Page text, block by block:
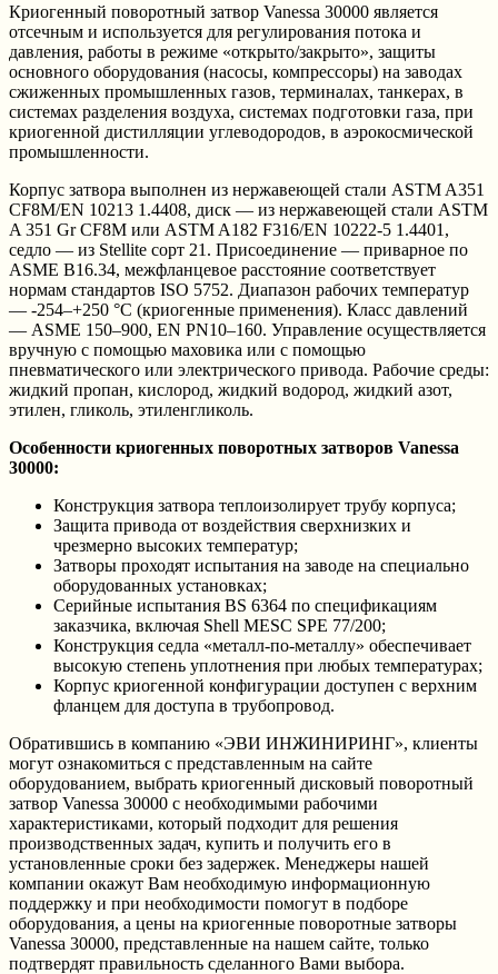
Криогенный поворотный затвор Vanessa 30000 является
отсечным и используется для регулирования потока и
давления, работы в режиме «открыто/закрыто», защиты
основного оборудования (насосы, компрессоры) на заводах
сжиженных промышленных газов, терминалах, танкерах, в
системах разделения воздуха, системах подготовки газа, при
криогенной дистилляции углеводородов, в аэрокосмической
промышленности.
Корпус затвора выполнен из нержавеющей стали ASTM A351
CF8M/EN 10213 1.4408, диск — из нержавеющей стали ASTM
A 351 Gr CF8M или ASTM A182 F316/EN 10222-5 1.4401,
седло — из Stellite сорт 21. Присоединение — приварное по
ASME B16.34, межфланцевое расстояние соответствует
нормам стандартов ISO 5752. Диапазон рабочих температур
— -254–+250 °C (криогенные применения). Класс давлений
— ASME 150–900, EN PN10–160. Управление осуществляется
вручную с помощью маховика или с помощью
пневматического или электрического привода. Рабочие среды:
жидкий пропан, кислород, жидкий водород, жидкий азот,
этилен, гликоль, этиленгликоль.
Особенности криогенных поворотных затворов Vanessa
30000:
Конструкция затвора теплоизолирует трубу корпуса;
Защита привода от воздействия сверхнизких и
чрезмерно высоких температур;
Затворы проходят испытания на заводе на специально
оборудованных установках;
Серийные испытания BS 6364 по спецификациям
заказчика, включая Shell MESC SPE 77/200;
Конструкция седла «металл-по-металлу» обеспечивает
высокую степень уплотнения при любых температурах;
Корпус криогенной конфигурации доступен с верхним
фланцем для доступа в трубопровод.
Обратившись в компанию «ЭВИ ИНЖИНИРИНГ», клиенты
могут ознакомиться с представленным на сайте
оборудованием, выбрать криогенный дисковый поворотный
затвор Vanessa 30000 с необходимыми рабочими
характеристиками, который подходит для решения
производственных задач, купить и получить его в
установленные сроки без задержек. Менеджеры нашей
компании окажут Вам необходимую информационную
поддержку и при необходимости помогут в подборе
оборудования, а цены на криогенные поворотные затворы
Vanessa 30000, представленные на нашем сайте, только
подтвердят правильность сделанного Вами выбора.